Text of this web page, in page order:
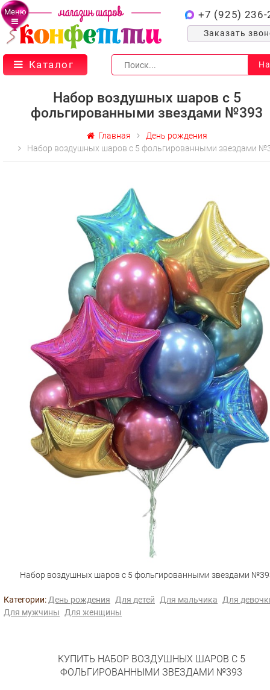
Меню +7 (925) 236-
Заказать
Каталог
Набор воздушных шаров с 5
фольгированными звездами №393
Главная
День рождения
Набор воздушных шаров с 5 фольгированными звездами
Набор воздушных шаров с 5 фольгированными звездами
Категории:День рождения Для детей Для мальчика Для
Для мужчины Для женщины
КУПИТЬ НАБОР ВОЗДУШНЫХ ШАРОВ С 5
ФОЛЬГИРОВАННЫМИ ЗВЕЗДАМИ №393